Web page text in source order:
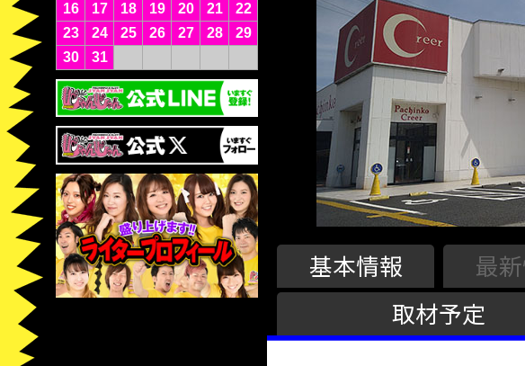
16
17 18 19 20 21
22
23
24 25 26 27 28
29
30
31
基本情報 最
取材予定